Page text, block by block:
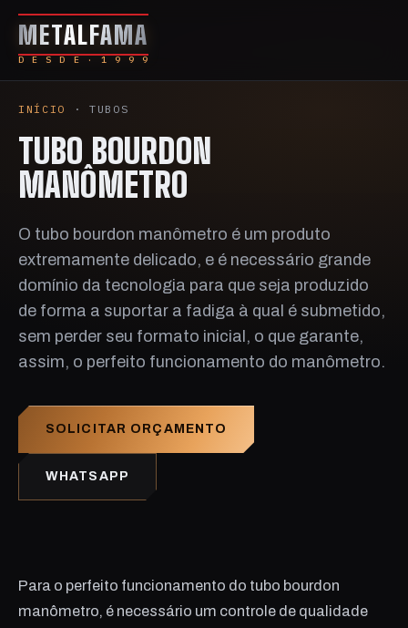
METALFAMA
D E S D E · 1 9 9 9
INÍCIO · TUBOS
TUBO BOURDON
MANÔMETRO
O tubo bourdon manômetro é um produto
extremamente delicado, e é necessário grande
domínio da tecnologia para que seja produzido
de forma a suportar a fadiga à qual é submetido,
sem perder seu formato inicial, o que garante,
assim, o perfeito funcionamento do manômetro.
SOLICITAR ORÇAMENTO
WHATSAPP
Para o perfeito funcionamento do tubo bourdon
manômetro, é necessário um controle de qualidade